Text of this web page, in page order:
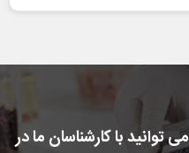
با کارشناسان ما در